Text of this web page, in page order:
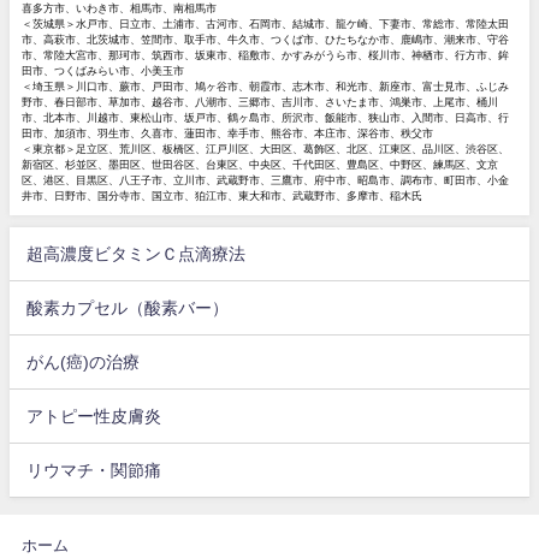
喜多方市、いわき市、相馬市、南相馬市
＜茨城県＞水戸市、日立市、土浦市、古河市、石岡市、結城市、龍ケ崎、下妻市、常総市、常陸太田
市、高萩市、北茨城市、笠間市、取手市、牛久市、つくば市、ひたちなか市、鹿嶋市、潮来市、守谷
市、常陸大宮市、那珂市、筑西市、坂東市、稲敷市、かすみがうら市、桜川市、神栖市、行方市、鉾
田市、つくばみらい市、小美玉市
＜埼玉県＞川口市、蕨市、戸田市、鳩ヶ谷市、朝霞市、志木市、和光市、新座市、富士見市、ふじみ
野市、春日部市、草加市、越谷市、八潮市、三郷市、吉川市、さいたま市、鴻巣市、上尾市、桶川
市、北本市、川越市、東松山市、坂戸市、鶴ヶ島市、所沢市、飯能市、狭山市、入間市、日高市、行
田市、加須市、羽生市、久喜市、蓮田市、幸手市、熊谷市、本庄市、深谷市、秩父市
＜東京都＞足立区、荒川区、板橋区、江戸川区、大田区、葛飾区、北区、江東区、品川区、渋谷区、
新宿区、杉並区、墨田区、世田谷区、台東区、中央区、千代田区、豊島区、中野区、練馬区、文京
区、港区、目黒区、八王子市、立川市、武蔵野市、三鷹市、府中市、昭島市、調布市、町田市、小金
井市、日野市、国分寺市、国立市、狛江市、東大和市、武蔵野市、多摩市、稲木氏
超高濃度ビタミンＣ点滴療法
酸素カプセル（酸素バー）
がん(癌)の治療
アトピー性皮膚炎
リウマチ・関節痛
ホーム